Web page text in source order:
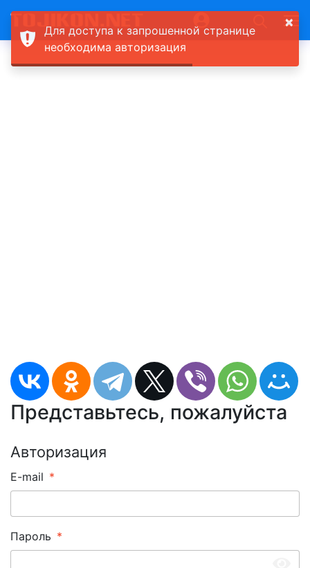
Представьтесь, пожалуйста
Авторизация
E-mail
Пароль
×
Для доступа к запрошенной странице
необходима авторизация